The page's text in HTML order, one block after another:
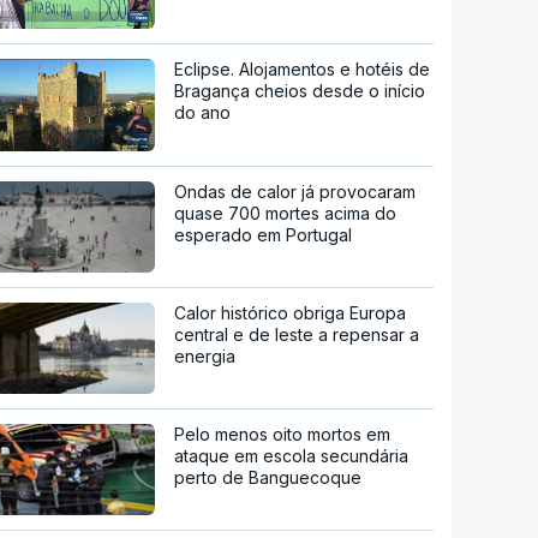
Eclipse. Alojamentos e hotéis de
Bragança cheios desde o início
do ano
Ondas de calor já provocaram
quase 700 mortes acima do
esperado em Portugal
Calor histórico obriga Europa
central e de leste a repensar a
energia
Pelo menos oito mortos em
ataque em escola secundária
perto de Banguecoque